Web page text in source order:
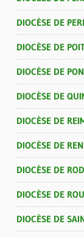
DIOCÈSE DE
DIOCÈSE DE
DIOCÈSE DE
DIOCÈSE DE
DIOCÈSE DE
DIOCÈSE DE
DIOCÈSE DE
DIOCÈSE DE
DIOCÈSE DE